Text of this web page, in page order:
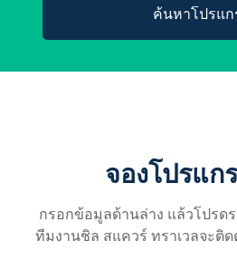
ค้นหาโปรแก
จองโปรแก
กรอกข้อมูลด้านล่าง แล้วโปรด
ทีมงานชิล สแควร์ ทราเวลจะติ